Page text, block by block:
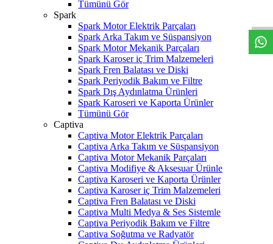
Tümünü Gör
Spark
Spark Motor Elektrik Parçaları
Spark Arka Takım ve Süspansiyon
Spark Motor Mekanik Parçaları
Spark Karoser iç Trim Malzemeleri
Spark Fren Balatası ve Diski
Spark Periyodik Bakım ve Filtre
Spark Dış Aydınlatma Ürünleri
Spark Karoseri ve Kaporta Ürünler
Tümünü Gör
Captiva
Captiva Motor Elektrik Parçaları
Captiva Arka Takım ve Süspansiyon
Captiva Motor Mekanik Parçaları
Captiva Modifiye & Aksesuar Ürünle
Captiva Karoseri ve Kaporta Ürünler
Captiva Karoser iç Trim Malzemeleri
Captiva Fren Balatası ve Diski
Captiva Multi Medya & Ses Sistemle
Captiva Periyodik Bakım ve Filtre
Captiva Soğutma ve Radyatör